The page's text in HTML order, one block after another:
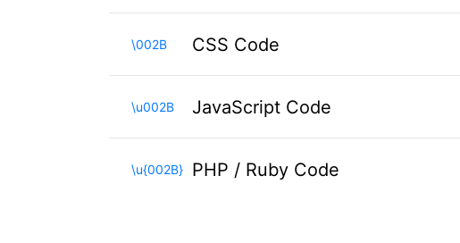
\002B CSS Code
\u002B JavaScript Code
\u{002B} PHP / Ruby Code